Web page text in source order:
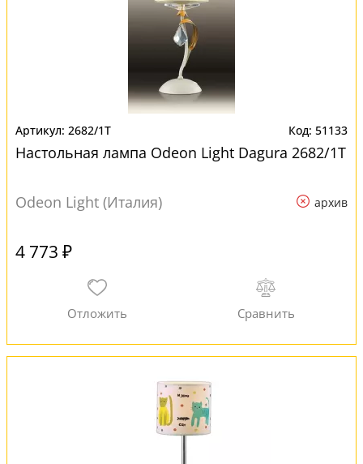
2682/1T 51133
Настольная лампа Odeon Light Dagura 2682/1T
Odeon Light (Италия) архив
4 773 ₽